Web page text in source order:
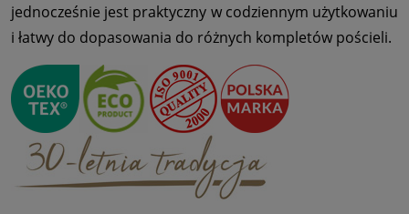
jednocześnie jest praktyczny w codziennym użytkowaniu
i łatwy do dopasowania do różnych kompletów pościeli.